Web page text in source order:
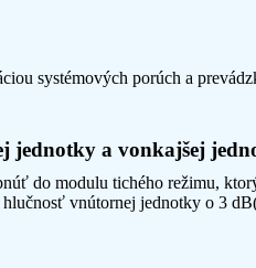
systémových porúch a
jednotky a vonkajšej
do modulu tichého režimu,
vnútornej jednotky o 3